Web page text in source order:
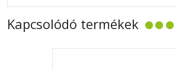
Kapcsolódó termékek